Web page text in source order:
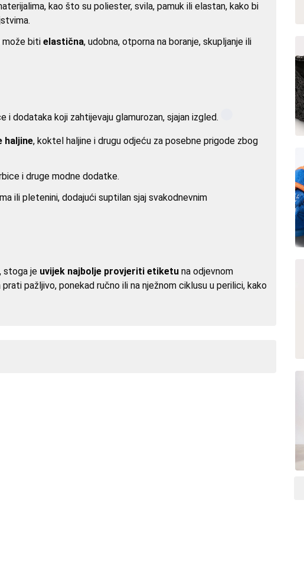
kao što su poliester, svila, pamuk ili elastan, kako bi
može biti elastična, udobna, otporna na boranje, skupljanje ili
dodataka koji zahtijevaju glamurozan, sjajan izgled.
haljine, koktel haljine i drugu odjeću za posebne prigode zbog
i druge modne dodatke.
ili pletenini, dodajući suptilan sjaj svakodnevnim
stoga je uvijek najbolje provjeriti etiketuna odjevnom
pažljivo, ponekad ručno ili na nježnom ciklusu u perilici, kako